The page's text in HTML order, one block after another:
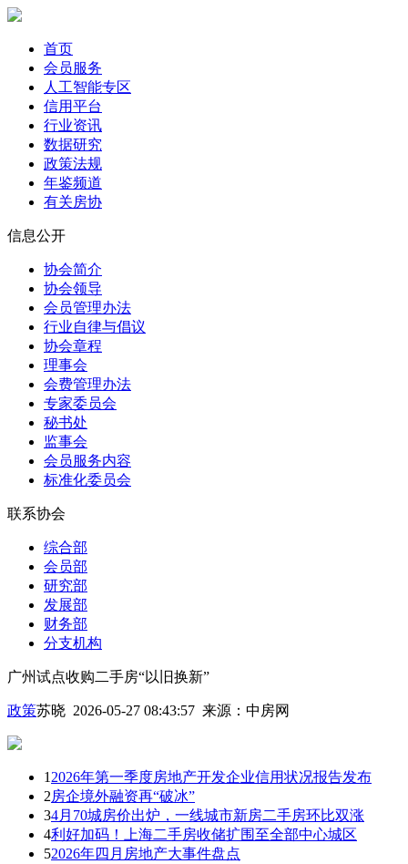
首页
会员服务
人工智能专区
信用平台
行业资讯
数据研究
政策法规
年鉴频道
有关房协
信息公开
协会简介
协会领导
会员管理办法
行业自律与倡议
协会章程
理事会
会费管理办法
专家委员会
秘书处
监事会
会员服务内容
标准化委员会
联系协会
综合部
会员部
研究部
发展部
财务部
分支机构
广州试点收购二手房“以旧换新”
政策苏晓 2026-05-27 08:43:57 来源： 中房网
1 2026年第一季度房地产开发企业信用状况报告发布
2房企境外融资再“破冰”
34月70城房价出炉，一线城市新房二手房环比双涨
4利好加码！上海二手房收储扩围至全部中心城区
52026年四月房地产大事件盘点